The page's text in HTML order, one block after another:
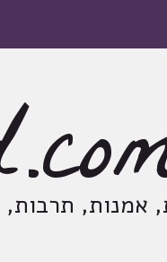
אמנות, תרבות,